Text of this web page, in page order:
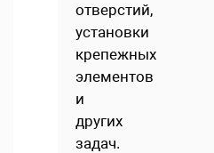
отверстий,
установки
крепежных
элементов
и
других
задач.